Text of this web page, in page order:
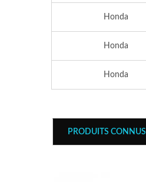
Honda
Honda
Honda
PRODUITS CONNUS